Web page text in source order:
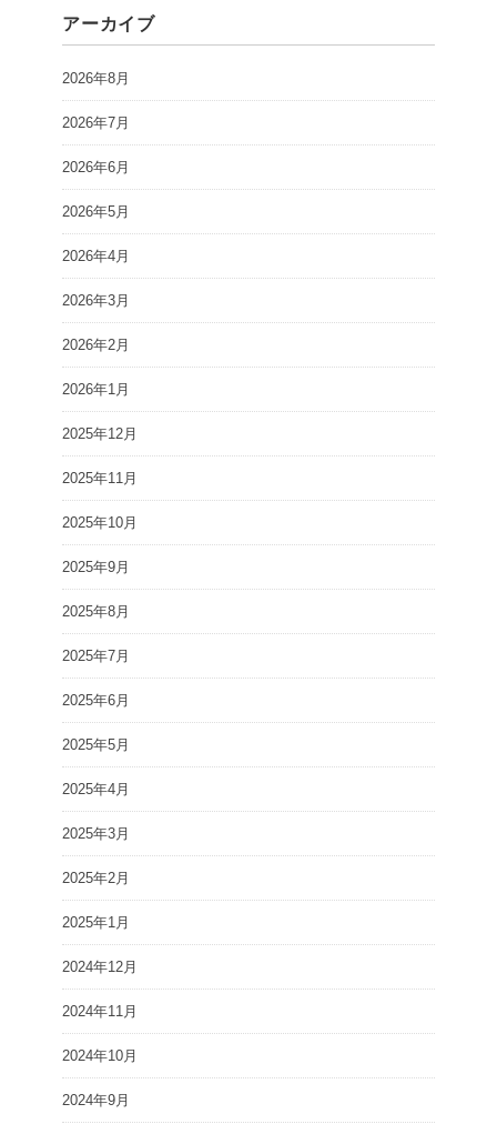
アーカイブ
2026年8月
2026年7月
2026年6月
2026年5月
2026年4月
2026年3月
2026年2月
2026年1月
2025年12月
2025年11月
2025年10月
2025年9月
2025年8月
2025年7月
2025年6月
2025年5月
2025年4月
2025年3月
2025年2月
2025年1月
2024年12月
2024年11月
2024年10月
2024年9月